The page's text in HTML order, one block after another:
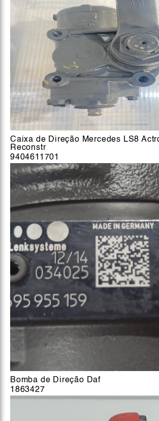
Caixa de Direção Mercedes LS8
Reconstr
9404611701
Bomba de Direção Daf
1863427